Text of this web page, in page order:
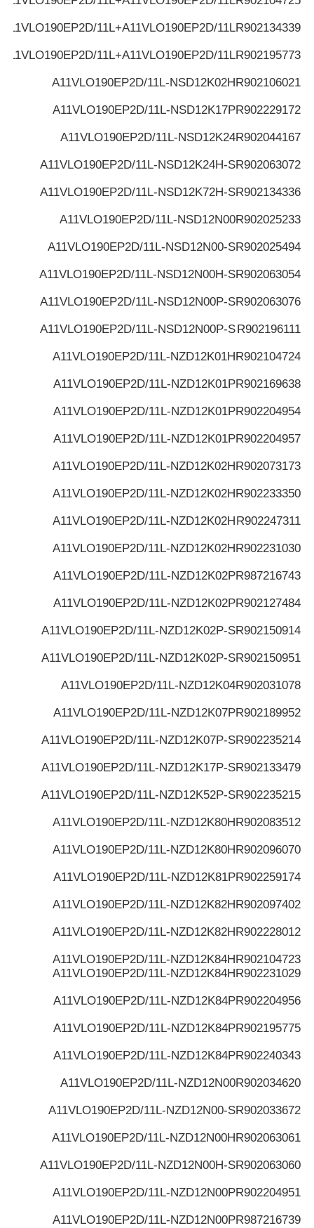
R902134339
A11VLO190EP2D/11L+A11VLO190EP2D/11L
R902195773
A11VLO190EP2D/11L+A11VLO190EP2D/11L
R902106021
A11VLO190EP2D/11L-NSD12K02H
R902229172
A11VLO190EP2D/11L-NSD12K17P
R902044167
A11VLO190EP2D/11L-NSD12K24
R902063072
A11VLO190EP2D/11L-NSD12K24H-S
R902134336
A11VLO190EP2D/11L-NSD12K72H-S
R902025233
A11VLO190EP2D/11L-NSD12N00
R902025494
A11VLO190EP2D/11L-NSD12N00-S
R902063054
A11VLO190EP2D/11L-NSD12N00H-S
R902063076
A11VLO190EP2D/11L-NSD12N00P-S
R902196111
A11VLO190EP2D/11L-NSD12N00P-S
R902104724
A11VLO190EP2D/11L-NZD12K01H
R902169638
A11VLO190EP2D/11L-NZD12K01P
R902204954
A11VLO190EP2D/11L-NZD12K01P
R902204957
A11VLO190EP2D/11L-NZD12K01P
R902073173
A11VLO190EP2D/11L-NZD12K02H
R902233350
A11VLO190EP2D/11L-NZD12K02H
R902247311
A11VLO190EP2D/11L-NZD12K02H
R902231030
A11VLO190EP2D/11L-NZD12K02H
R987216743
A11VLO190EP2D/11L-NZD12K02P
R902127484
A11VLO190EP2D/11L-NZD12K02P
R902150914
A11VLO190EP2D/11L-NZD12K02P-S
R902150951
A11VLO190EP2D/11L-NZD12K02P-S
R902031078
A11VLO190EP2D/11L-NZD12K04
R902189952
A11VLO190EP2D/11L-NZD12K07P
R902235214
A11VLO190EP2D/11L-NZD12K07P-S
R902133479
A11VLO190EP2D/11L-NZD12K17P-S
R902235215
A11VLO190EP2D/11L-NZD12K52P-S
R902083512
A11VLO190EP2D/11L-NZD12K80H
R902096070
A11VLO190EP2D/11L-NZD12K80H
R902259174
A11VLO190EP2D/11L-NZD12K81P
R902097402
A11VLO190EP2D/11L-NZD12K82H
R902228012
A11VLO190EP2D/11L-NZD12K82H
R902104723
A11VLO190EP2D/11L-NZD12K84H
R902231029
A11VLO190EP2D/11L-NZD12K84H
R902204956
A11VLO190EP2D/11L-NZD12K84P
R902195775
A11VLO190EP2D/11L-NZD12K84P
R902240343
A11VLO190EP2D/11L-NZD12K84P
R902034620
A11VLO190EP2D/11L-NZD12N00
R902033672
A11VLO190EP2D/11L-NZD12N00-S
R902063061
A11VLO190EP2D/11L-NZD12N00H
R902063060
A11VLO190EP2D/11L-NZD12N00H-S
R902204951
A11VLO190EP2D/11L-NZD12N00P
R987216739
A11VLO190EP2D/11L-NZD12N00P